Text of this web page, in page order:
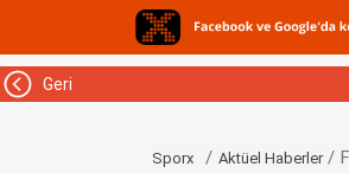
Geri
Sporx Aktüel Haberler